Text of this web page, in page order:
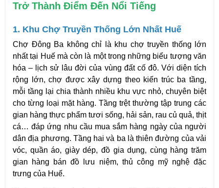
Trở Thành Điểm Đến Nổi Tiếng
1. Khu Chợ Truyền Thống Lớn Nhất Huế
Chợ Đông Ba không chỉ là khu chợ truyền thống lớn
nhất tại Huế mà còn là một trong những biểu tượng văn
hóa – lịch sử lâu đời của vùng đất cố đô. Với diện tích
rộng lớn, chợ được xây dựng theo kiến trúc ba tầng,
mỗi tầng lại chia thành nhiều khu vực nhỏ, chuyên biệt
cho từng loại mặt hàng. Tầng trệt thường tập trung các
gian hàng thực phẩm tươi sống, hải sản, rau củ quả, thịt
cá… đáp ứng nhu cầu mua sắm hàng ngày của người
dân địa phương. Tầng hai và ba là thiên đường của vải
vóc, quần áo, giày dép, đồ gia dụng, cùng hàng trăm
gian hàng bán đồ lưu niệm, thủ công mỹ nghệ đặc
trưng của Huế.